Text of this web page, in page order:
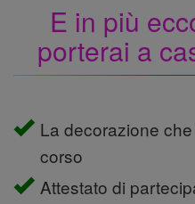
E in più
porterai a
La decorazione
corso
Attestato di